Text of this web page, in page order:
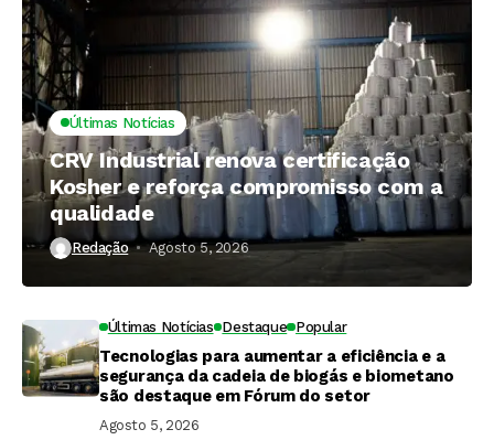
Últimas Notícias
CRV Industrial renova certificação
Kosher e reforça compromisso com a
qualidade
Redação Agosto 5, 2026
Últimas Notícias Destaque Popular
Tecnologias para aumentar a eficiência e a
segurança da cadeia de biogás e biometano
são destaque em Fórum do setor
Agosto 5, 2026